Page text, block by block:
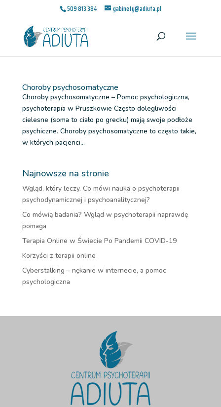
509 813 384 gabinety@adiuta.pl
Choroby psychosomatyczne
Choroby psychosomatyczne – Pomoc psychologiczna,
psychoterapia w Pruszkowie Często dolegliwości
cielesne (soma to ciało po grecku) mają swoje podłoże
psychiczne. Choroby psychosomatyczne to często takie,
w których pacjenci...
Najnowsze na stronie
Wgląd, który leczy. Co mówi nauka o psychoterapii
psychodynamicznej i psychoanalitycznej?
Co mówią badania? Wgląd w psychoterapii naprawdę
pomaga
Terapia Online w Świecie Po Pandemii COVID-19
Korzyści z terapii online
Cyberstalking – nękanie w internecie, a pomoc
psychologiczna